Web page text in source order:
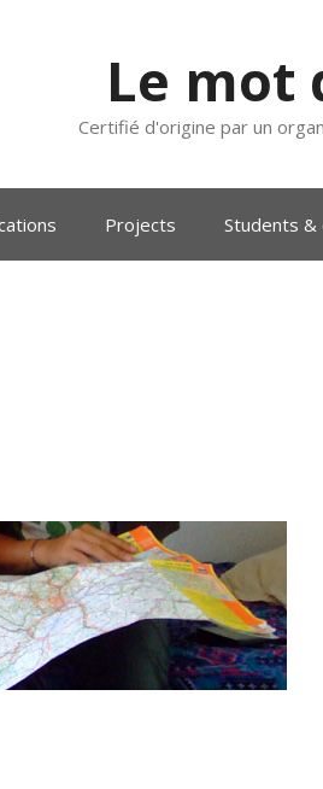
Le mot
Certifié d'origine par un
Projects Students &